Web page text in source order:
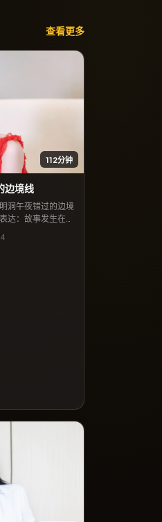
查看更多
112分钟
边境线
洞午夜错过的边境
达：故事发生在英
起可在网络平台收